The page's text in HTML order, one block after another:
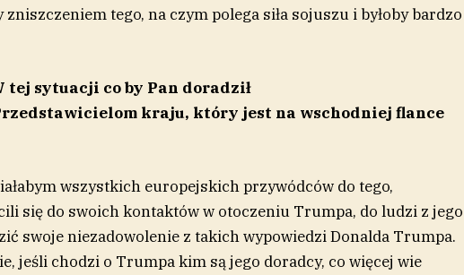
zniszczeniem tego, na czym polega siła sojuszu i byłoby bardzo
tej sytuacji co by Pan doradził
kraju, który jest na wschodniej flance
wszystkich europejskich przywódców do tego,
się do swoich kontaktów w otoczeniu Trumpa, do ludzi z jego
swoje niezadowolenie z takich wypowiedzi Donalda Trumpa.
jeśli chodzi o Trumpa kim są jego doradcy, co więcej wie